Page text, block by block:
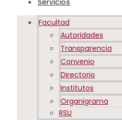
Facultad
Autoridades
Transparencia
Convenio
Directorio
Institutos
Organigrama
RSU